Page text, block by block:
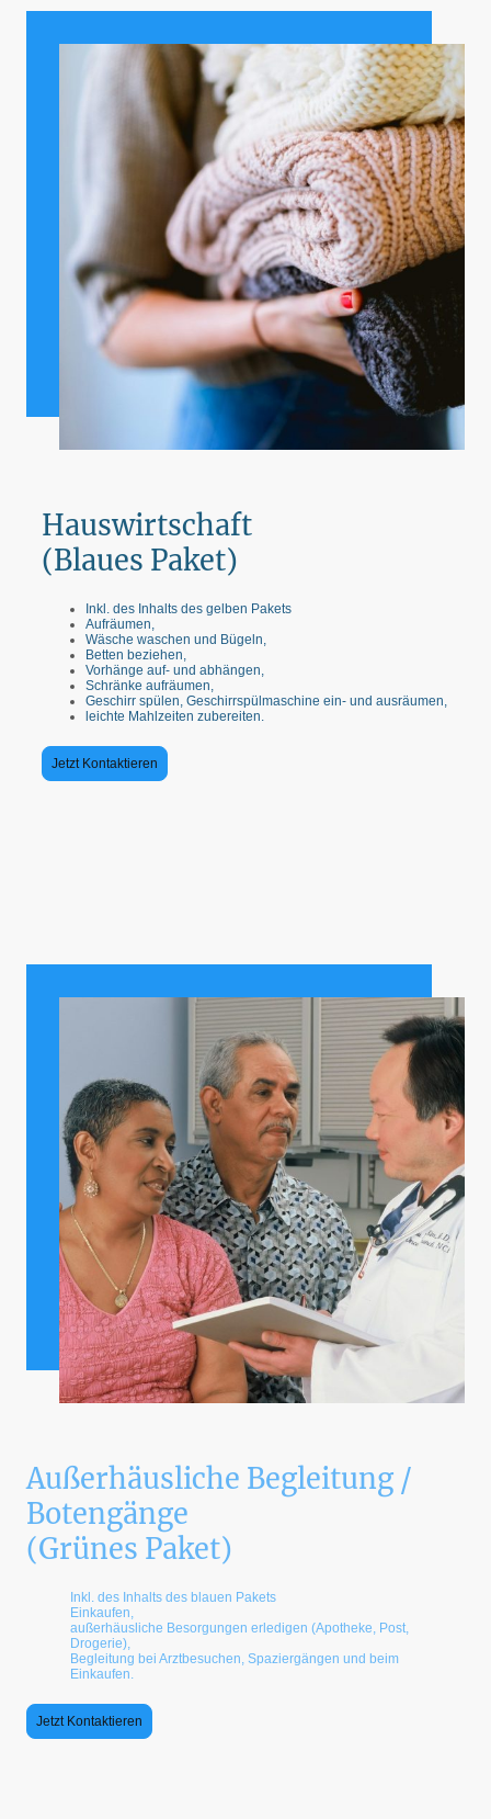
Hauswirtschaft
(Blaues Paket)
Inkl. des Inhalts des gelben Pakets
Aufräumen,
Wäsche waschen und Bügeln,
Betten beziehen,
Vorhänge auf- und abhängen,
Schränke aufräumen,
Geschirr spülen, Geschirrspülmaschine ein- und ausräumen,
leichte Mahlzeiten zubereiten.
Jetzt Kontaktieren
Außerhäusliche Begleitung /
Botengänge
(Grünes Paket)
Inkl. des Inhalts des blauen Pakets
Einkaufen,
außerhäusliche Besorgungen erledigen (Apotheke, Post,
Drogerie),
Begleitung bei Arztbesuchen, Spaziergängen und beim
Einkaufen.
Jetzt Kontaktieren